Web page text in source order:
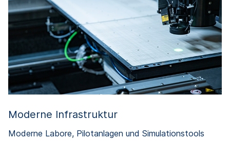
Moderne Infrastruktur
Moderne Labore, Pilotanlagen und Simulationstools